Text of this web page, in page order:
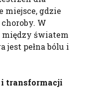
miejsce, gdzie
W
między światem
jest pełna bólu i
i transformacji